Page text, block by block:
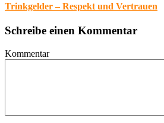
Trinkgelder – Respekt und Vertrauen
Schreibe einen Kommentar
Kommentar